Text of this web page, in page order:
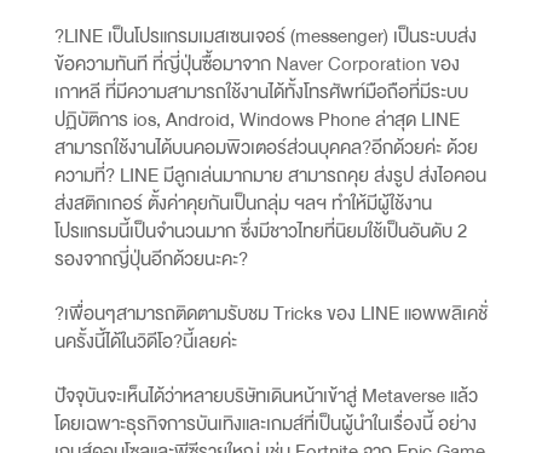
?LINE เป็นโปรแกรมเมสเซนเจอร์ (messenger) เป็นระบบส่ง
ข้อความทันที ที่ญี่ปุ่นซื้อมาจากNaver Corporationของ
เกาหลี ที่มีความสามารถใช้งานได้ทั้งโทรศัพท์มือถือที่มีระบบ
ปฏิบัติการ ios, Android, Windows Phone ล่าสุด LINE
สามารถใช้งานได้บนคอมพิวเตอร์ส่วนบุคคล?อีกด้วยค่ะ ด้วย
ความที่? LINE มีลูกเล่นมากมาย สามารถคุย ส่งรูป ส่งไอคอน
ส่งสติกเกอร์ ตั้งค่าคุยกันเป็นกลุ่ม ฯลฯ ทำให้มีผู้ใช้งาน
โปรแกรมนี้เป็นจำนวนมาก ซึ่งมีชาวไทยที่นิยมใช้เป็นอันดับ 2
รองจากญี่ปุ่นอีกด้วยนะคะ?
?เพื่อนๆสามารถติดตามรับชม Tricks ของ LINE แอพพลิเคชั่
นครั้งนี้ได้ในวิดีโอ?นี้เลยค่ะ
ปัจจุบันจะเห็นได้ว่าหลายบริษัทเดินหน้าเข้าสู่ Metaverse แล้ว
โดยเฉพาะธุรกิจการบันเทิงและเกมส์ที่เป็นผู้นำในเรื่องนี้ อย่าง